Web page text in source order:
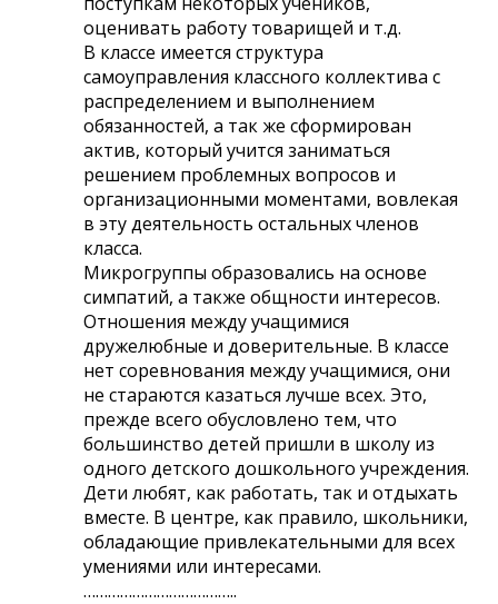
оценивать работу товарищей и т.д.
В классе имеется структура
самоуправления классного коллектива с
распределением и выполнением
обязанностей, а так же сформирован
актив, который учится заниматься
решением проблемных вопросов и
организационными моментами, вовлекая
в эту деятельность остальных членов
класса.
Микрогруппы образовались на основе
симпатий, а также общности интересов.
Отношения между учащимися
дружелюбные и доверительные. В классе
нет соревнования между учащимися, они
не стараются казаться лучше всех. Это,
прежде всего обусловлено тем, что
большинство детей пришли в школу из
одного детского дошкольного учреждения.
Дети любят, как работать, так и отдыхать
вместе. В центре, как правило, школьники,
обладающие привлекательными для всех
умениями или интересами.
………………………………..